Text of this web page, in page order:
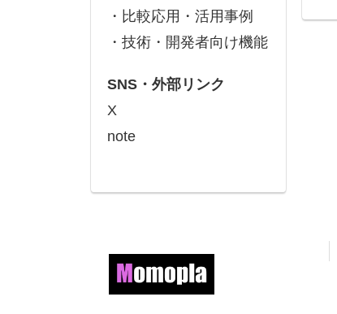
・比較応用・活用事例
・技術・開発者向け機能
SNS・外部リンク
X
note